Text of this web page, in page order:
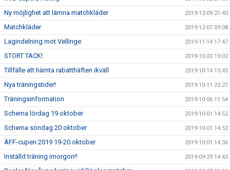
Ny möjlighet att lämna matchkläder 2019-12-09 21:40
Matchkläder 2019-12-07 09:08
Lagindelning mot Vellinge 2019-11-14 17:47
STORT TACK! 2019-10-20 19:02
Tillfälle att hämta rabatthäften ikväll 2019-10-14 13:45
Nya träningstider! 2019-10-11 23:27
Träningsinformation 2019-10-06 11:54
Schema lördag 19 oktober 2019-10-01 14:52
Schema söndag 20 oktober 2019-10-01 14:52
ÄFF-cupen 2019 19-20 oktober 2019-10-01 14:36
Inställd träning imorgon!! 2019-09-29 14:43